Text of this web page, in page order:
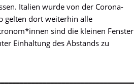
Italien wurde von der Corona-
gelten dort weiterhin alle
sind die kleinen Fenster
Einhaltung des Abstands zu